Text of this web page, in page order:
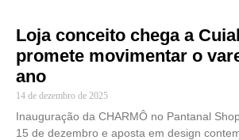
Loja conceito chega a
promete movimentar o
ano
14 de dezembro de 2025
Inauguração da CHARMÔ no Pantanal
15 de dezembro e aposta em design